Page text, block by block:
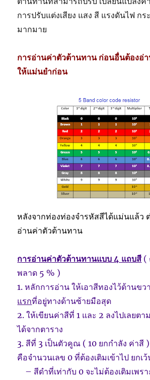
การปรับแต่งเสียง แสง สี แรงดันไฟ กร
มากมาย
การอ่านค่าตัวต้านทาน ก่อนอื่นต้องอ่
ให้แม่นยำก่อน
หลังจากท่องท่องจำรหัสสีได้แม่นแล้ว
อ่านค่าตัวต้านทาน
การอ่านค่าตัวต้านทานแบบ 4 แถบส (
พลาด 5 % )
1. หลักการอ่าน ให้เอาสีทองไว้ด้านขว
แรกที่อยู่ทางด้านซ้ายมือสุด
2. ให้เขียนค่าสีที่ 1 และ 2 ลงไปเลยต
ได้จากตาราง
3. สีที่ 3 เป็นตัวคูณ ( 10 ยกกำลัง ค่าสี
คือจำนวนเลข 0 ที่ต้องเติมเข้าไป ยกเ
– สีดำที่เท่ากับ 0 จะไม่ต้องเติมเพรา